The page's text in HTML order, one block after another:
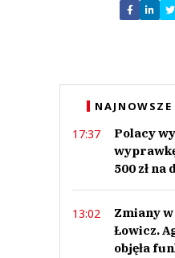
Nie
Zostaw
17:37
Polacy
500 zł
13:02
Zmiany
Łowicz.
objęła